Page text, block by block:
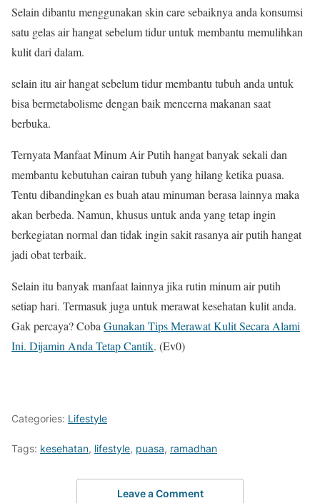
Selain dibantu menggunakan skin care sebaiknya anda konsumsi
satu gelas air hangat sebelum tidur untuk membantu memulihkan
kulit dari dalam.
selain itu air hangat sebelum tidur membantu tubuh anda untuk
bisa bermetabolisme dengan baik mencerna makanan saat
berbuka.
Ternyata Manfaat Minum Air Putih hangat banyak sekali dan
membantu kebutuhan cairan tubuh yang hilang ketika puasa.
Tentu dibandingkan es buah atau minuman berasa lainnya maka
akan berbeda. Namun, khusus untuk anda yang tetap ingin
berkegiatan normal dan tidak ingin sakit rasanya air putih hangat
jadi obat terbaik.
Selain itu banyak manfaat lainnya jika rutin minum air putih
setiap hari. Termasuk juga untuk merawat kesehatan kulit anda.
Gak percaya? Coba Gunakan Tips Merawat Kulit Secara Alami
Ini. Dijamin Anda Tetap Cantik. (Ev0)
Categories: Lifestyle
Tags: kesehatan, lifestyle, puasa, ramadhan
Leave a Comment